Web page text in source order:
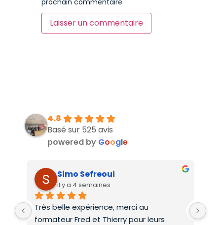
prochain commentaire.
4.8
Basé sur 525 avis
powered by Google
Simo Sefreoui
il y a 4 semaines
Très belle expérience, merci au
formateur Fred et Thierry pour leurs